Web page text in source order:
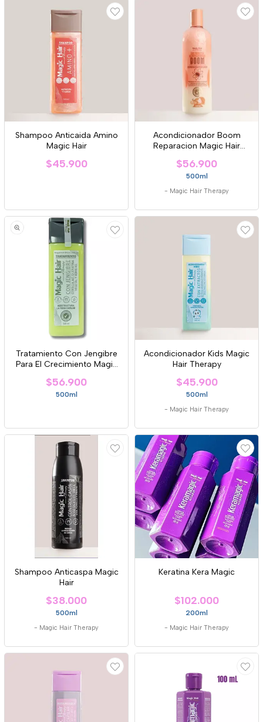
Shampoo Anticaida Amino
Magic Hair
$45.900
Acondicionador Boom
Reparacion Magic Hair
$56.900
500ml
- Magic Hair Therapy
Tratamiento Con Jengibre
Para El Crecimiento Magic
$56.900
500ml
Acondicionador Kids Magic
Hair Therapy
$45.900
500ml
- Magic Hair Therapy
Shampoo Anticaspa Magic
Hair
$38.000
500ml
- Magic Hair Therapy
Keratina Kera Magic
$102.000
200ml
- Magic Hair Therapy